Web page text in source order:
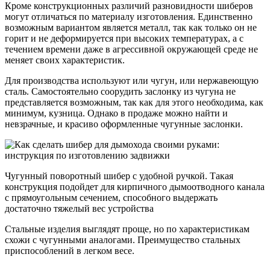
Кроме конструкционных различий разновидности шиберов
могут отличаться по материалу изготовления. Единственно
возможным вариантом является металл, так как только он не
горит и не деформируется при высоких температурах, а с
течением времени даже в агрессивной окружающей среде не
меняет своих характеристик.
Для производства используют или чугун, или нержавеющую
сталь. Самостоятельно соорудить заслонку из чугуна не
представляется возможным, так как для этого необходима, как
минимум, кузница. Однако в продаже можно найти и
невзрачные, и красиво оформленные чугунные заслонки.
Чугунный поворотный шибер с удобной ручкой. Такая
конструкция подойдет для кирпичного дымоотводного канала
с прямоугольным сечением, способного выдержать
достаточно тяжелый вес устройства
Стальные изделия выглядят проще, но по характеристикам
схожи с чугунными аналогами. Преимущество стальных
приспособлений в легком весе.